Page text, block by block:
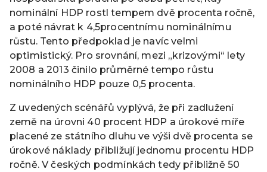
nominální HDP rostl tempem dvě procenta ročně,
a poté návrat k 4,5procentnímu nominálnímu
růstu. Tento předpoklad je navíc velmi
optimistický. Pro srovnání, mezi „krizovými“ lety
2008 a 2013 činilo průměrné tempo růstu
nominálního HDP pouze 0,5 procenta.
Z uvedených scénářů vyplývá, že při zadlužení
země na úrovni 40 procent HDP a úrokové míře
placené ze státního dluhu ve výši dvě procenta se
úrokové náklady přibližují jednomu procentu HDP
ročně. V českých podmínkách tedy přibližně 50